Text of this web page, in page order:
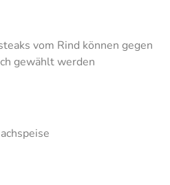
vom Rind können gegen
gewählt werden